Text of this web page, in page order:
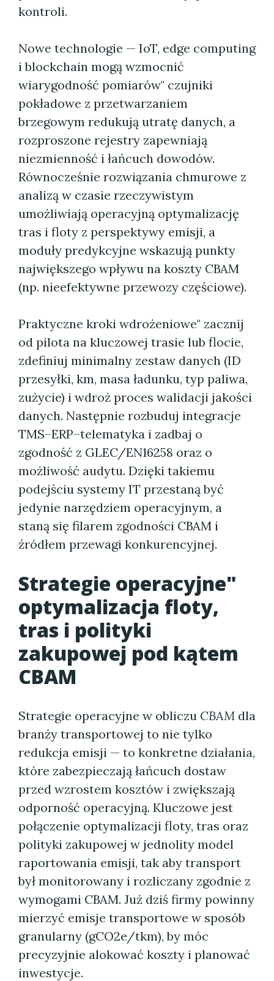
kontroli.
Nowe technologie — IoT, edge computing
i blockchain mogą wzmocnić
wiarygodność pomiarów" czujniki
pokładowe z przetwarzaniem
brzegowym redukują utratę danych, a
rozproszone rejestry zapewniają
niezmienność i łańcuch dowodów.
Równocześnie rozwiązania chmurowe z
analizą w czasie rzeczywistym
umożliwiają operacyjną optymalizację
tras i floty z perspektywy emisji, a
moduły predykcyjne wskazują punkty
największego wpływu na koszty CBAM
(np. nieefektywne przewozy częściowe).
Praktyczne kroki wdrożeniowe" zacznij
od pilota na kluczowej trasie lub flocie,
zdefiniuj minimalny zestaw danych (ID
przesyłki, km, masa ładunku, typ paliwa,
zużycie) i wdroż proces walidacji jakości
danych. Następnie rozbuduj integracje
TMS–ERP–telematyka i zadbaj o
zgodność z GLEC/EN16258 oraz o
możliwość audytu. Dzięki takiemu
podejściu systemy IT przestaną być
jedynie narzędziem operacyjnym, a
staną się filarem zgodności CBAM i
źródłem przewagi konkurencyjnej.
Strategie operacyjne"
optymalizacja floty,
tras i polityki
zakupowej pod kątem
CBAM
Strategie operacyjne w obliczu CBAM dla
branży transportowej to nie tylko
redukcja emisji — to konkretne działania,
które zabezpieczają łańcuch dostaw
przed wzrostem kosztów i zwiększają
odporność operacyjną. Kluczowe jest
połączenie optymalizacji floty, tras oraz
polityki zakupowej w jednolity model
raportowania emisji, tak aby transport
był monitorowany i rozliczany zgodnie z
wymogami CBAM. Już dziś firmy powinny
mierzyć emisje transportowe w sposób
granularny (gCO2e/tkm), by móc
precyzyjnie alokować koszty i planować
inwestycje.